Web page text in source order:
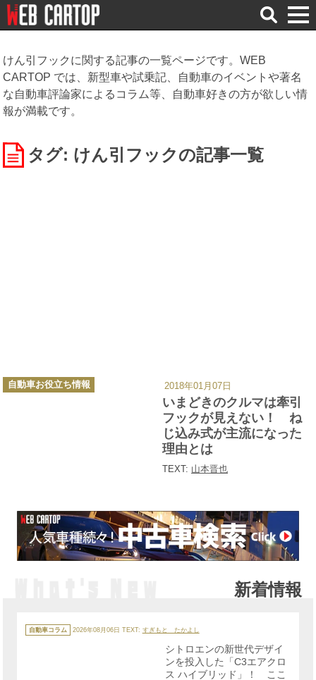
検
索
けん引フックに関する記事の一覧ページです。WEB
CARTOP では、新型車や試乗記、自動車のイベントや著名
な自動車評論家によるコラム等、自動車好きの方が欲しい情
報が満載です。
タグ: けん引フックの記事一覧
いまどきのクルマは牽引
フックが見えない！ ね
じ込み式が主流になった
理由とは
TEXT: 山本晋也
カ
テ
自動車お役立ち情報 2018年01月07日
新着情報
カ
テ
ゴ
自動車コラム 2026年08月06日 TEXT: すぎもと たかよし
シトロエンの新世代デザイ
ンを投入した「C3エアクロ
ス ハイブリッド」！ ここ